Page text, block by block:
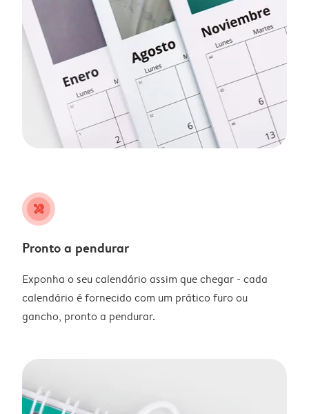
tools
Pronto a pendurar
Exponha o seu calendário assim que chegar - cada
calendário é fornecido com um prático furo ou
gancho, pronto a pendurar.